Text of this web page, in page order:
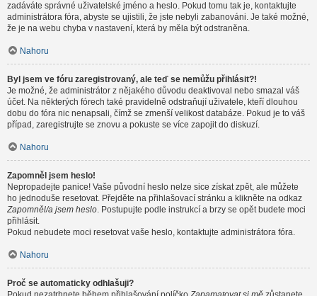
zadáváte správné uživatelské jméno a heslo. Pokud tomu tak je, kontaktujte
administrátora fóra, abyste se ujistili, že jste nebyli zabanováni. Je také možné,
že je na webu chyba v nastavení, která by měla být odstraněna.
Nahoru
Byl jsem ve fóru zaregistrovaný, ale teď se nemůžu přihlásit?!
Je možné, že administrátor z nějakého důvodu deaktivoval nebo smazal váš
účet. Na některých fórech také pravidelně odstraňují uživatele, kteří dlouhou
dobu do fóra nic nenapsali, čímž se zmenší velikost databáze. Pokud je to váš
případ, zaregistrujte se znovu a pokuste se více zapojit do diskuzí.
Nahoru
Zapomněl jsem heslo!
Nepropadejte panice! Vaše původní heslo nelze sice získat zpět, ale můžete
ho jednoduše resetovat. Přejděte na přihlašovací stránku a klikněte na odkaz
Zapomněl/a jsem heslo. Postupujte podle instrukcí a brzy se opět budete moci
přihlásit.
Pokud nebudete moci resetovat vaše heslo, kontaktujte administrátora fóra.
Nahoru
Proč se automaticky odhlašuji?